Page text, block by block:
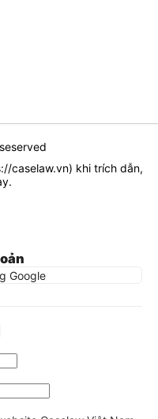
caselaw.vn) khi trích dẫn,
Google